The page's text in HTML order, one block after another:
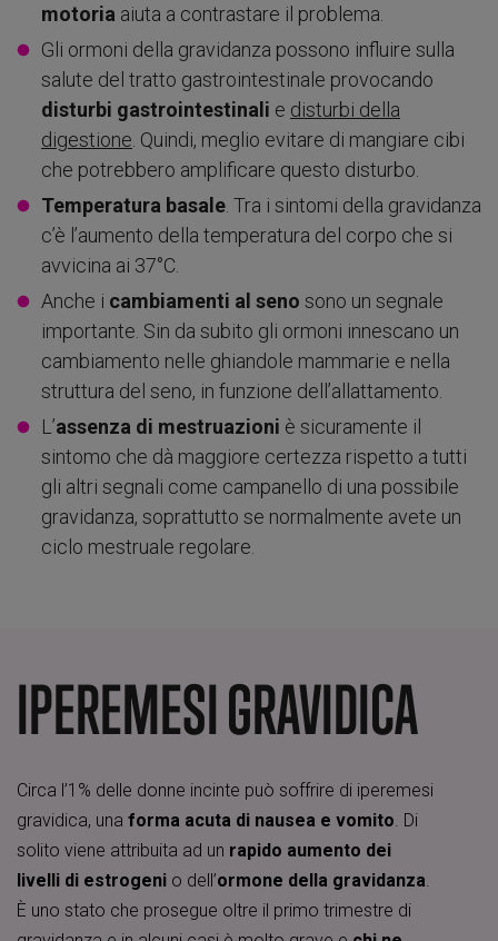
motoria aiuta a contrastare il problema.
Gli ormoni della gravidanza possono influire sulla
salute del tratto gastrointestinale provocando
disturbi gastrointestinali e disturbi della
digestione . Quindi, meglio evitare di mangiare cibi
che potrebbero amplificare questo disturbo.
Temperatura basale . Tra i sintomi della gravidanza
c’è l’aumento della temperatura del corpo che si
avvicina ai 37°C.
Anche i cambiamenti al seno sono un segnale
importante. Sin da subito gli ormoni innescano un
cambiamento nelle ghiandole mammarie e nella
struttura del seno, in funzione dell’allattamento.
L’assenza di mestruazioni è sicuramente il
sintomo che dà maggiore certezza rispetto a tutti
gli altri segnali come campanello di una possibile
gravidanza, soprattutto se normalmente avete un
ciclo mestruale regolare.
IPEREMESI GRAVIDICA
Circa l’1% delle donne incinte può soffrire di iperemesi
gravidica, una forma acuta di nausea e vomito. Di
solito viene attribuita ad un rapido aumento dei
livelli di estrogeni o dell’ormone della gravidanza.
È uno stato che prosegue oltre il primo trimestre di